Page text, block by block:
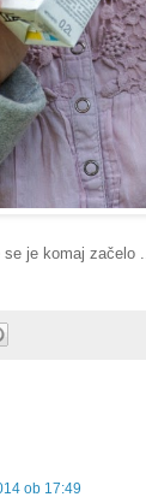
je komaj začelo ...
ob 17:49